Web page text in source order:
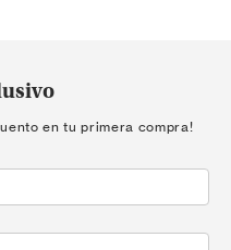
en tu primera compra!